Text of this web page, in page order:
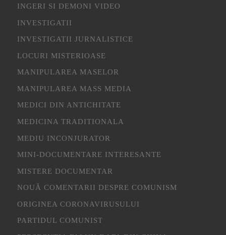
INGERI SI DEMONI VIDEO
INVESTIGATII
INVESTIGATII JURNALISTICE
LOCURI MISTERIOASE
MANIPULAREA MASELOR
MANIPULAREA MASS MEDIA
MEDICI DIN ANTICHITATE
MEDICINA TRADITIONALA
MEDIU INCONJURATOR
MINI-DOCUMENTARE INTERESANTE
MISTERE DOCUMENTAR
NOUĂ COMENTARII DESPRE COMUNISM
ORIGINEA CORONAVIRUSULUI
PARTIDUL COMUNIST